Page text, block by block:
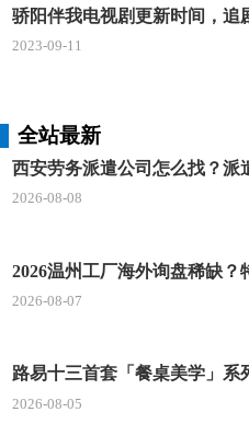
2023-09-11
全站最新
2026-08-08
2026-08-07
路易十三首套「餐桌美学」系
2026-08-05